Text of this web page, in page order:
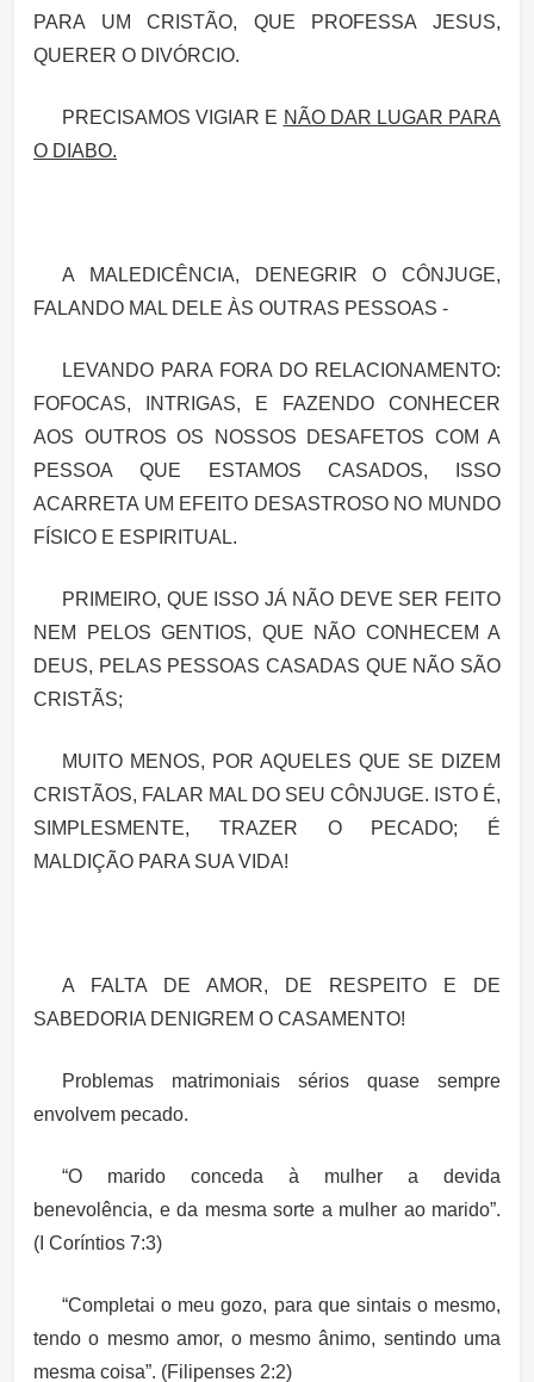
PARA UM CRISTÃO, QUE PROFESSA JESUS,
QUERER O DIVÓRCIO.
PRECISAMOSVIGIAR E NÃO DAR LUGAR PARA
O DIABO.
A MALEDICÊNCIA, DENEGRIR O CÔNJUGE,
FALANDO MAL DELE ÀS OUTRAS PESSOAS -
LEVANDO PARA FORA DO RELACIONAMENTO:
FOFOCAS, INTRIGAS, E FAZENDO CONHECER
AOS OUTROS OS NOSSOS DESAFETOS COM A
PESSOA QUE ESTAMOS CASADOS, ISSO
ACARRETA UM EFEITO DESASTROSO NO MUNDO
FÍSICO E ESPIRITUAL.
PRIMEIRO, QUE ISSO JÁ NÃO DEVE SER FEITO
NEM PELOS GENTIOS, QUE NÃO CONHECEM A
DEUS, PELAS PESSOAS CASADAS QUE NÃO SÃO
CRISTÃS;
MUITO MENOS, POR AQUELES QUE SE DIZEM
CRISTÃOS, FALAR MAL DO SEU CÔNJUGE. ISTO É,
SIMPLESMENTE, TRAZER O PECADO; É
MALDIÇÃO PARA SUA VIDA!
A FALTA DE AMOR, DE RESPEITO E DE
SABEDORIA DENIGREM O CASAMENTO!
Problemas matrimoniais sérios quase sempre
envolvem pecado.
“O marido conceda à mulher a devida
benevolência, e da mesma sorte a mulher ao marido”.
(I Coríntios 7:3)
“Completai o meu gozo, para que sintais o mesmo,
tendo o mesmo amor, o mesmo ânimo, sentindo uma
mesma coisa”. (Filipenses 2:2)